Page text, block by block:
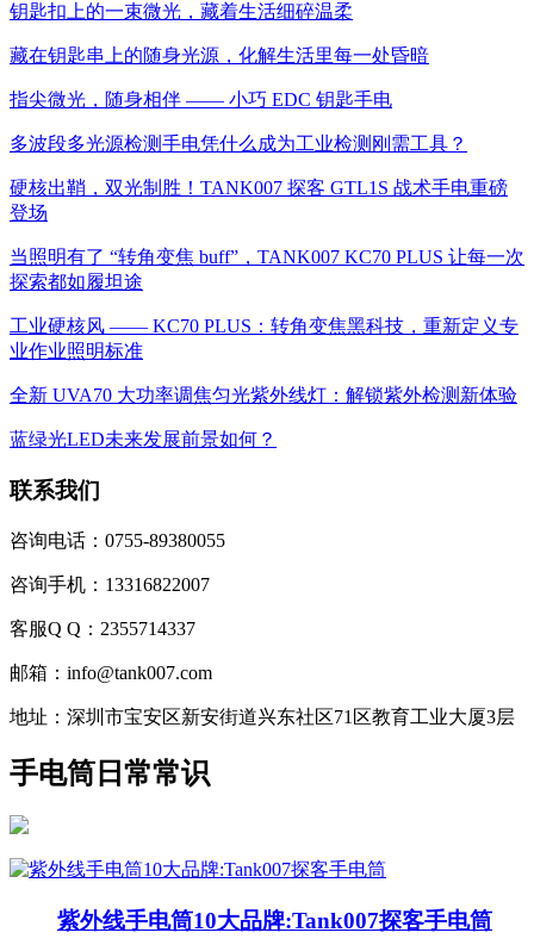
钥匙扣上的一束微光，藏着生活细碎温柔
藏在钥匙串上的随身光源，化解生活里每一处昏暗
指尖微光，随身相伴 —— 小巧 EDC 钥匙手电
多波段多光源检测手电凭什么成为工业检测刚需工具？
硬核出鞘，双光制胜！TANK007 探客 GTL1S 战术手电重磅
登场
当照明有了 “转角变焦 buff”，TANK007 KC70 PLUS 让每一次
探索都如履坦途
工业硬核风 —— KC70 PLUS：转角变焦黑科技，重新定义专
业作业照明标准
全新 UVA70 大功率调焦匀光紫外线灯：解锁紫外检测新体验
蓝绿光LED未来发展前景如何？
联系我们
咨询电话：0755-89380055
咨询手机：13316822007
客服Q Q：2355714337
邮箱：info@tank007.com
地址：深圳市宝安区新安街道兴东社区71区教育工业大厦3层
手电筒日常常识
紫外线手电筒10大品牌:Tank007探客手电筒